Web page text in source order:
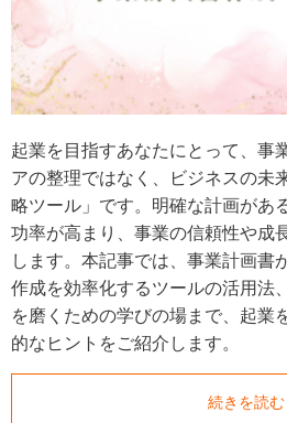
起業を目指すあなたにとって、事
アの整理ではなく、ビジネスの未
略ツール」です。明確な計画があ
功率が高まり、事業の信頼性や成
します。本記事では、事業計画書
作成を効率化するツールの活用法
を磨くための学びの場まで、起業
的なヒントをご紹介します。
続きを読む